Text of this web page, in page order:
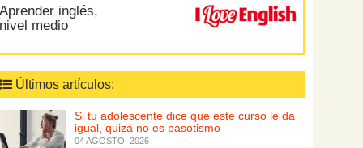
Aprender inglés,
nivel medio
Últimos artículos:
Si tu adolescente dice que este curso le da
igual, quizá no es pasotismo
04 AGOSTO, 2026